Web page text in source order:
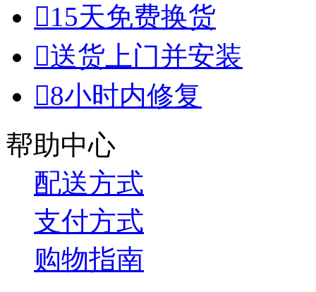
15天免费换货
送货上门并安装
8小时内修复
帮助中心
配送方式
支付方式
购物指南